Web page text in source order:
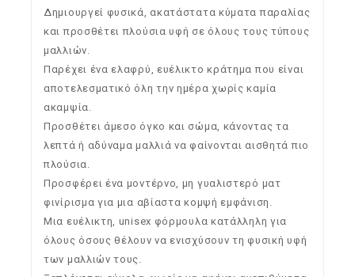
Δημιουργεί φυσικά, ακατάστατα κύματα παραλίας
και προσθέτει πλούσια υφή σε όλους τους τύπους
μαλλιών.
Παρέχει ένα ελαφρύ, ευέλικτο κράτημα που είναι
αποτελεσματικό όλη την ημέρα χωρίς καμία
ακαμψία.
Προσθέτει άμεσο όγκο και σώμα, κάνοντας τα
λεπτά ή αδύναμα μαλλιά να φαίνονται αισθητά πιο
πλούσια.
Προσφέρει ένα μοντέρνο, μη γυαλιστερό ματ
φινίρισμα για μια αβίαστα κομψή εμφάνιση.
Μια ευέλικτη, unisex φόρμουλα κατάλληλη για
όλους όσους θέλουν να ενισχύσουν τη φυσική υφή
των μαλλιών τους.